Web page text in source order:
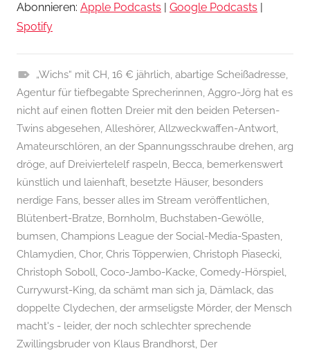
RSS FEED
EMBED
Abonnieren: Apple Podcasts | Google Podcasts |
Spotify
H
ö
r
s
p
i
e
l
k
a
m
m
e
r
d
„Wichs“ mit CH, 16 € jährlich, abartige Scheißadresse,
Agentur für tiefbegabte Sprecherinnen, Aggro-Jörg hat es
nicht auf einen flotten Dreier mit den beiden Petersen-
Twins abgesehen, Alleshörer, Allzweckwaffen-Antwort,
Amateurschlören, an der Spannungsschraube drehen, arg
dröge, auf Dreiviertelelf raspeln, Becca, bemerkenswert
künstlich und laienhaft, besetzte Häuser, besonders
nerdige Fans, besser alles im Stream veröffentlichen,
Blütenbert-Bratze, Bornholm, Buchstaben-Gewölle,
bumsen, Champions League der Social-Media-Spasten,
Chlamydien, Chor, Chris Töpperwien, Christoph Piasecki,
Christoph Soboll, Coco-Jambo-Kacke, Comedy-Hörspiel,
Currywurst-King, da schämt man sich ja, Dämlack, das
doppelte Clydechen, der armseligste Mörder, der Mensch
macht's - leider, der noch schlechter sprechende
Zwillingsbruder von Klaus Brandhorst, Der